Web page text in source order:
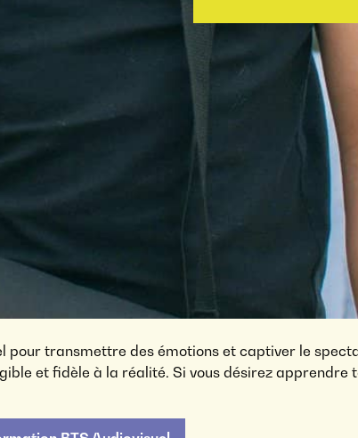
pour transmettre des émotions et captiver le
et fidèle à la réalité. Si vous désirez apprendre